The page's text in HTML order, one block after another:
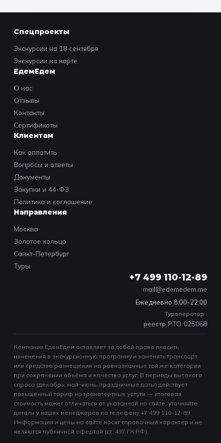
Спецпроекты
Экскурсии на 18 сентября
Экскурсии на карте
ЕдемЕдем
О нас
Отзывы
Контакты
Сертификаты
Клиентам
Как оплатить
Вопросы и ответы
Документы
Закупки и 44-ФЗ
Политика и соглашение
Направления
Москва
Золотое кольцо
Санкт-Петербург
Туры
+7 499 110-12-89
mail@edemedem.me
Ежедневно 8:00-22:00
Туроператор ·
реестр РТО 025068
Компания ЕдемЕдем оставляет за собой право вносить
изменения в экскурсионную программу и заменять транспорт
или средства размещения на равнозначные той же категории
при сохранении объёма и качества услуг. В периоды высокого
спроса (декабрь, май–июнь, праздничные даты) действует
повышенный тариф на транспортные услуги — итоговая
стоимость может отличаться от указанной на сайте; уточняйте
детали у наших менеджеров по телефону +7 499 110-12-89.
Информация и цены на сайте носят справочный характер и не
являются публичной офертой (ст. 437 ГК РФ).